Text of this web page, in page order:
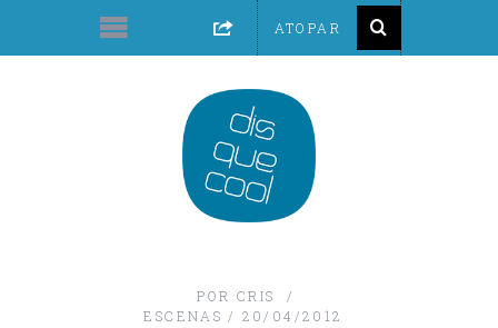
POR CRIS
ESCENAS
20/04/2012